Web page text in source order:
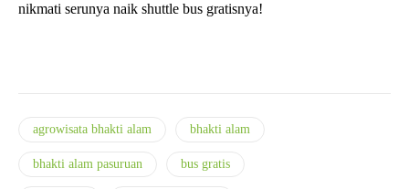
nikmati serunya naik shuttle bus gratisnya!
agrowisata bhakti alam bhakti alam
bhakti alam pasuruan bus gratis